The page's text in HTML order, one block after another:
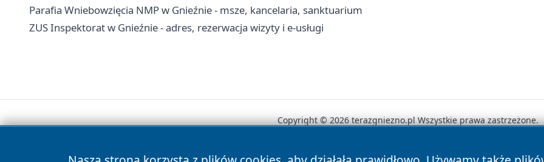
Parafia Wniebowzięcia NMP w Gnieźnie - msze, kancelaria, sanktuarium
ZUS Inspektorat w Gnieźnie - adres, rezerwacja wizyty i e-usługi
Copyright © 2026 terazgniezno.pl Wszystkie prawa zastrzeżone.